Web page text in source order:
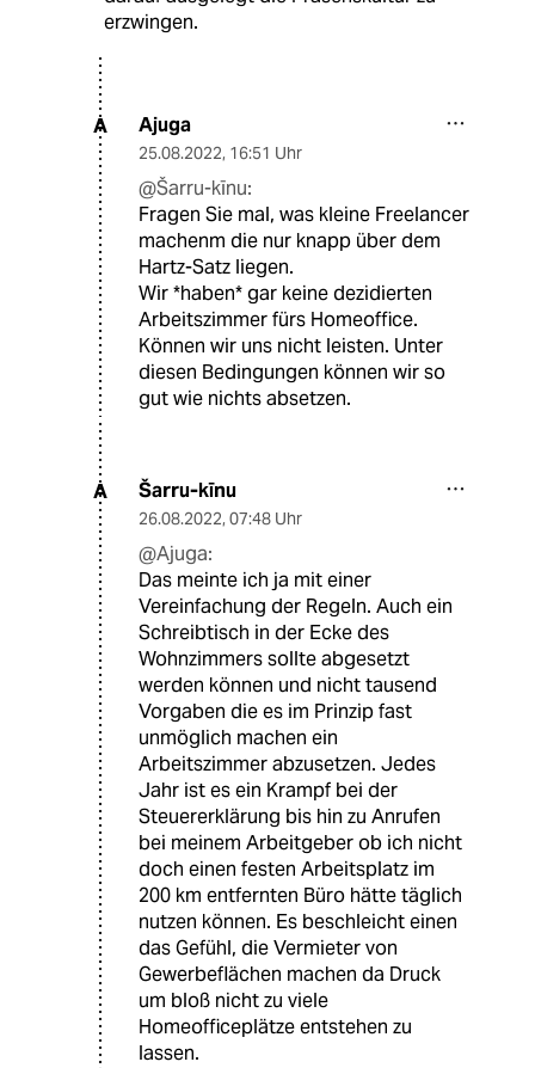
erzwingen.
A Ajuga
25.08.2022, 16:51 Uhr
@Šarru-kīnu:
Fragen Sie mal, was kleine Freelancer
machenm die nur knapp über dem
Hartz-Satz liegen.
Wir *haben* gar keine dezidierten
Arbeitszimmer fürs Homeoffice.
Können wir uns nicht leisten. Unter
diesen Bedingungen können wir so
gut wie nichts absetzen.
A Šarru-kīnu
26.08.2022, 07:48 Uhr
@Ajuga:
Das meinte ich ja mit einer
Vereinfachung der Regeln. Auch ein
Schreibtisch in der Ecke des
Wohnzimmers sollte abgesetzt
werden können und nicht tausend
Vorgaben die es im Prinzip fast
unmöglich machen ein
Arbeitszimmer abzusetzen. Jedes
Jahr ist es ein Krampf bei der
Steuererklärung bis hin zu Anrufen
bei meinem Arbeitgeber ob ich nicht
doch einen festen Arbeitsplatz im
200 km entfernten Büro hätte täglich
nutzen können. Es beschleicht einen
das Gefühl, die Vermieter von
Gewerbeflächen machen da Druck
um bloß nicht zu viele
Homeofficeplätze entstehen zu
lassen.